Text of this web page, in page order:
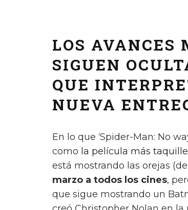
LOS AVANCES
SIGUEN
QUE
NUEVA
En lo que ‘Spider-Man: No
como la película más
está mostrando las orejas
marzo a todos los cines,
que sigue mostrando un